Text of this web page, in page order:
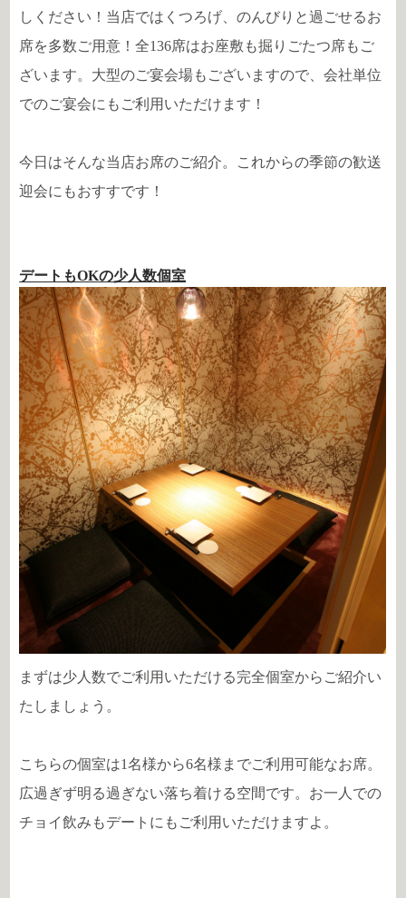
しください！当店ではくつろげ、のんびりと過ごせるお
席を多数ご用意！全136席はお座敷も掘りごたつ席もご
ざいます。大型のご宴会場もございますので、会社単位
でのご宴会にもご利用いただけます！
今日はそんな当店お席のご紹介。これからの季節の歓送
迎会にもおすすです！
デートもOKの少人数個室
まずは少人数でご利用いただける完全個室からご紹介い
たしましょう。
こちらの個室は1名様から6名様までご利用可能なお席。
広過ぎず明る過ぎない落ち着ける空間です。お一人での
チョイ飲みもデートにもご利用いただけますよ。